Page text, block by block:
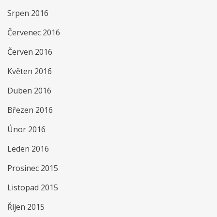
Srpen 2016
Červenec 2016
Červen 2016
Květen 2016
Duben 2016
Březen 2016
Únor 2016
Leden 2016
Prosinec 2015
Listopad 2015
Říjen 2015